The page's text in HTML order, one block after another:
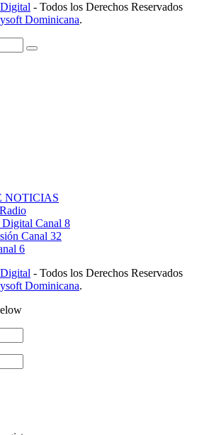
- Todos los Derechos Reservados
Dominicana.
NOTICIAS
Canal 8
Canal 32
6
- Todos los Derechos Reservados
Dominicana.